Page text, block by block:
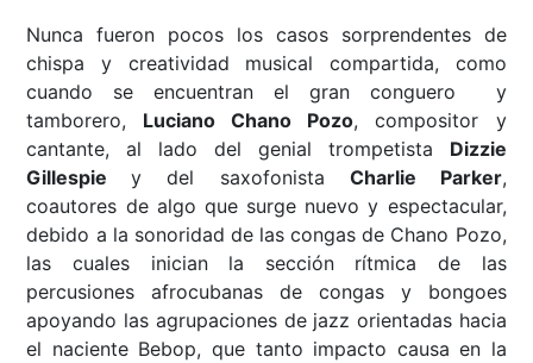
Nunca fueron pocos los casos sorprendentes de
chispa y creatividad musical compartida, como
cuando se encuentran el gran conguero y
tamborero, Luciano Chano Pozo, compositor y
cantante, al lado del genial trompetista Dizzie
Gillespiey del saxofonista Charlie Parker,
coautores de algo que surge nuevo y espectacular,
debido a la sonoridad de las congas de Chano Pozo,
las cuales inician la sección rítmica de las
percusiones afrocubanas de congas y bongoes
apoyando las agrupaciones de jazz orientadas hacia
el naciente Bebop, que tanto impacto causa en la